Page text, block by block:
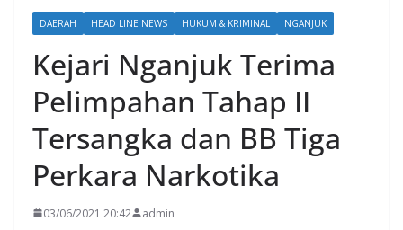
DAERAH HEAD LINE NEWS HUKUM & KRIMINAL NGANJUK
Kejari Nganjuk Terima
Pelimpahan Tahap II
Tersangka dan BB Tiga
Perkara Narkotika
03/06/2021 20:42 admin